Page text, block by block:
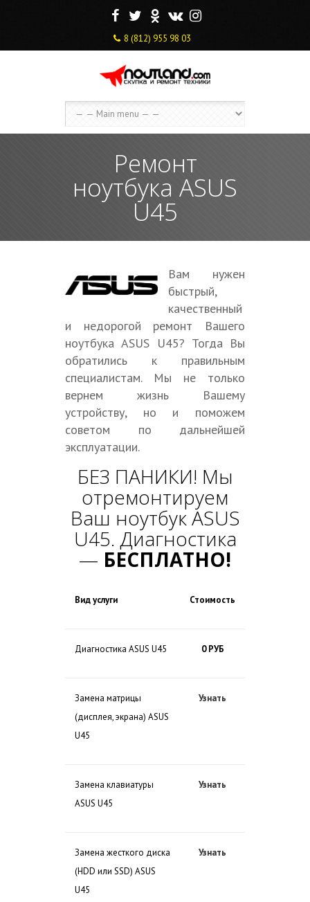
F T O V I
8 (812) 955 98 03
Ремонт
ноутбука ASUS
U45
Вам нужен
быстрый,
качественный
и недорогой ремонт Вашего
ноутбука ASUS U45? Тогда Вы
обратились к правильным
специалистам. Мы не только
вернем жизнь Вашему
устройству, но и поможем
советом по дальнейшей
эксплуатации.
БЕЗ ПАНИКИ! Мы
отремонтируем
Ваш ноутбук ASUS
U45. Диагностика
— БЕСПЛАТНО!
Вид услуги Стоимость
Диагностика ASUS U45 0 РУБ
Замена матрицы
(дисплея, экрана) ASUS
U45
Узнать
Замена клавиатуры
ASUS U45
Узнать
Замена жесткого диска
(HDD или SSD) ASUS
U45
Узнать